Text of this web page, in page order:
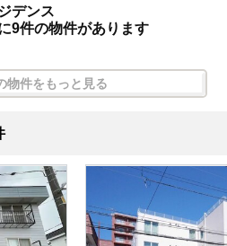
デンス
9件の物件があります
物件をもっと見る